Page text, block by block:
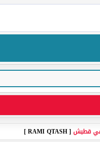
قطيش [ RAMI QTASH ]